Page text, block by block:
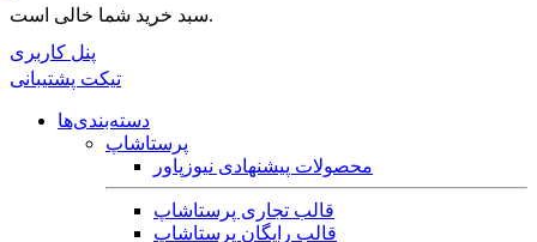
سبد خرید شما خالی است.
پنل کاربری
تیکت پشتیبانی
دسته‌بندی‌ها
پرستاشاپ
محصولات پیشنهادی نیوزپاور
قالب تجاری پرستاشاپ
قالب رایگان پرستاشاپ